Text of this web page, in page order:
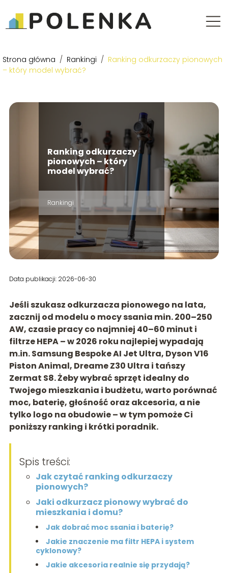
Strona główna / Rankingi / Ranking odkurzaczy pionowych
– który model wybrać?
Ranking odkurzaczy
pionowych – który
model wybrać?
Rankingi
Data publikacji: 2026-06-30
Jeśli szukasz odkurzacza pionowego na lata,
zacznij od modelu o mocy ssania min. 200–250
AW, czasie pracy co najmniej 40–60 minut i
filtrze HEPA– w 2026 roku najlepiej wypadają
m.in. Samsung Bespoke AI Jet Ultra, Dyson V16
Piston Animal, Dreame Z30 Ultra i tańszy
Zermat S8. Żeby wybrać sprzęt idealny do
Twojego mieszkania i budżetu, warto porównać
moc, baterię, głośność oraz akcesoria, a nie
tylko logo na obudowie – w tym pomoże Ci
poniższy ranking i krótki poradnik.
Spis treści:
Jak czytać ranking odkurzaczy
pionowych?
Jaki odkurzacz pionowy wybrać do
mieszkania i domu?
Jak dobrać moc ssania i baterię?
Jakie znaczenie ma filtr HEPA i system
cyklonowy?
Jakie akcesoria realnie się przydają?